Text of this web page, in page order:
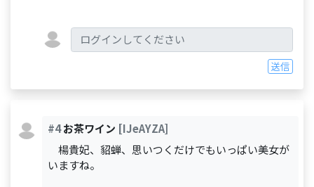
送信
#4お茶ワイン [IJeAYZA]
楊貴妃、貂蝉、思いつくだけでもいっぱい美女が
いますね。